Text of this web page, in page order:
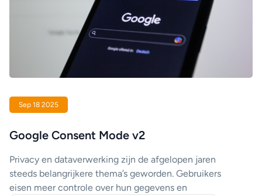
Sep 18 2025
Google Consent Mode v2
Privacy en dataverwerking zijn de afgelopen jaren
steeds belangrijkere thema’s geworden. Gebruikers
eisen meer controle over hun gegevens en